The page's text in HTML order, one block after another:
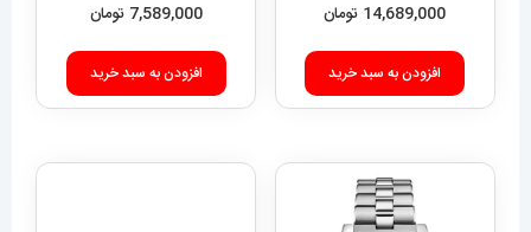
14,689,000 تومان
افزودن به سبد خرید
7,589,000 تومان
افزودن به سبد خرید